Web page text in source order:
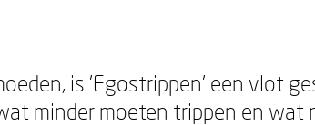
is 'Egostrippen' een vlot
minder moeten trippen en wat